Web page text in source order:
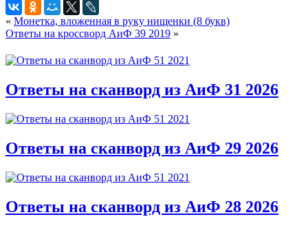
« Монетка, вложенная в руку нищенки (8 букв)
Ответы на кроссворд АиФ 39 2019 »
Ответы на сканворд из АиФ 31 2026
Ответы на сканворд из АиФ 29 2026
Ответы на сканворд из АиФ 28 2026